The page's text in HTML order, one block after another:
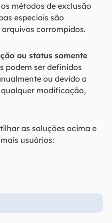
métodos de exclusão
especiais são
corrompidos.
ou status somente
podem ser definidos
ou devido a
modificação,
as soluções acima e
usuários: